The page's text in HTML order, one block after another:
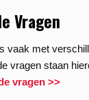
Vragen
vaak met
vragen staan
vragen >>